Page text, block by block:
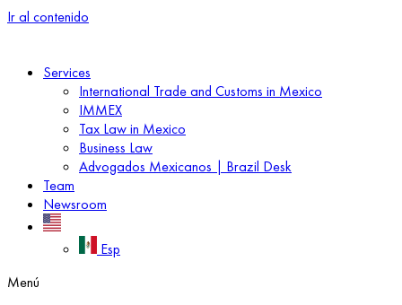
Ir al contenido
Services
International Trade and Customs in Mexico
IMMEX
Tax Law in Mexico
Business Law
Advogados Mexicanos | Brazil Desk
Team
Newsroom
Esp
Menú